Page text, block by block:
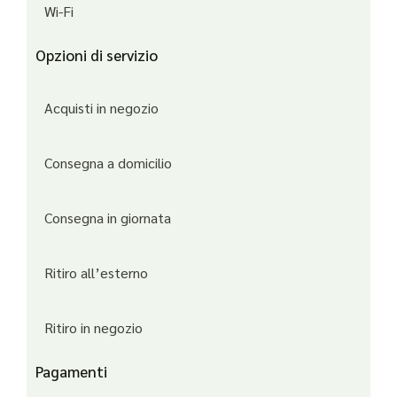
Wi-Fi
Opzioni di servizio
Acquisti in negozio
Consegna a domicilio
Consegna in giornata
Ritiro all’esterno
Ritiro in negozio
Pagamenti